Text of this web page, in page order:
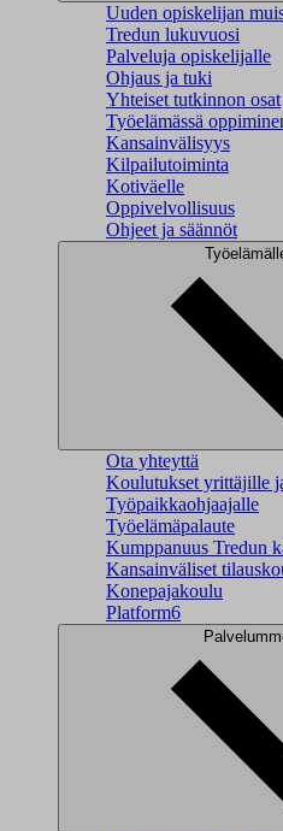
Uuden opiskelijan
Tredun lukuvuosi
Palveluja opiskelijalle
Ohjaus ja tuki
Yhteiset tutkinnon osat
Työelämässä
Kansainvälisyys
Kilpailutoiminta
Kotiväelle
Oppivelvollisuus
Ohjeet ja säännöt
Ota yhteyttä
Koulutukset yrittäjille
Työpaikkaohjaajalle
Työelämäpalaute
Kumppanuus Tredun
Kansainväliset
Konepajakoulu
Platform6